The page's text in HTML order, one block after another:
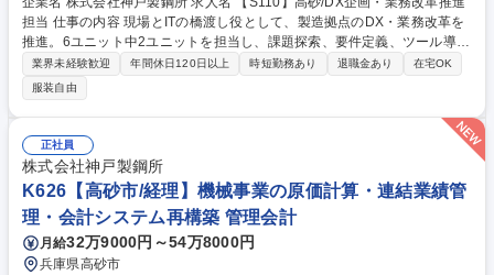
担当 仕事の内容 現場とITの橋渡し役として、製造拠点のDX・業務改革を
推進。6ユニット中2ユニットを担当し、課題探索、要件定義、ツール導入
支援をリード。将来は組織のDX実行を担うリーダーを期待するポジショ
ンです。 既存課題の要件整理や方法論の立案、新規課題の探索をファシリ
テート。取り組みが個別最適化しないよう各部署の意見を把握し、幅広く
調整する役割です。入社半年後からは事業部門全体がDXに自律的に取り
組むための支援活動にも参画。社内コンサル的立場で経験を積み、将来的
にはDX実行組織のリーダーとして、経営基盤の強化に直結するダイナミ
ックな変革を牽引していただきます。 募集職種 【S110】高砂/DX企画・
業務改革推進担当
業界未経験歓迎 年間休日120日以上 時短勤務あり 退職金あり
在宅OK
服装自由
正社員
株式会社神戸製鋼所
K626【高砂市/経理】機械事業の原価計算・連結業績管
理・会計システム再構築 管理会計
月給32万9000円～54万8000円
兵庫県高砂市